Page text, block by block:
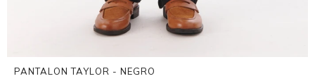
PANTALON TAYLOR - NEGRO